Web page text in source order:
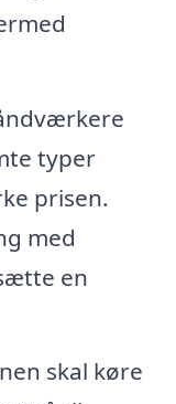
typer
prisen.
med
en
skal køre